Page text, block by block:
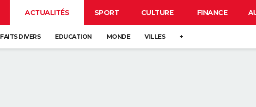
ACTUALITÉS SPORT CULTURE FINANCE
FAITS DIVERS EDUCATION MONDE VILLES +